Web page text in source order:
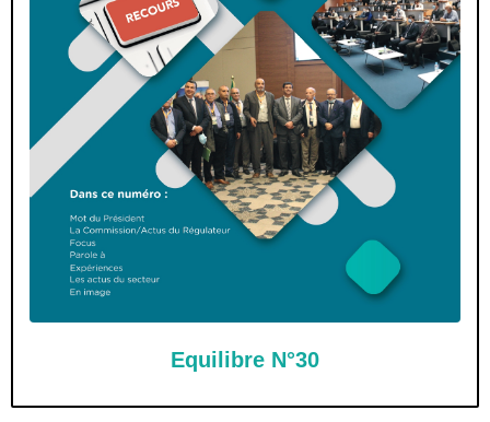
Equilibre N°30